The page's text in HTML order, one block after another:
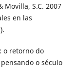
Movilla, S.C. 2007
en las
o retorno do
o século